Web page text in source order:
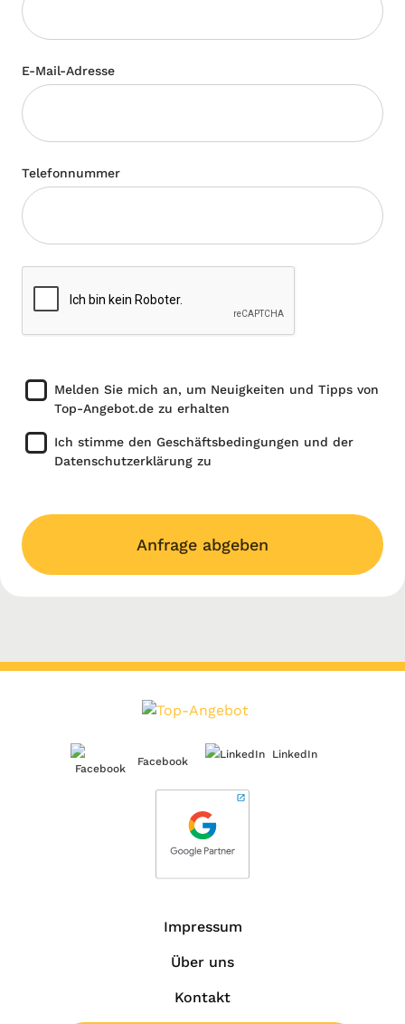
E-Mail-Adresse
Telefonnummer
Melden Sie mich an, um Neuigkeiten und Tipps von
Top-Angebot.de zu erhalten
Ich stimme den Geschäftsbedingungen und der
Datenschutzerklärung zu
Anfrage abgeben
Facebook
LinkedIn
Impressum
Über uns
Kontakt